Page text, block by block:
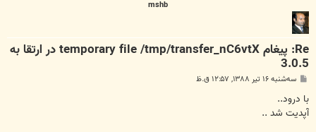
mshb
Re: پیغام temporary file /tmp/transfer_nC6vtX در ارتقا به
3.0.5
پ
ت
سه‌شنبه ۱۶ تیر ۱۳۸۸, ۱۲:۵۷ ق.ظ
با درود..
آپدیت شد ..